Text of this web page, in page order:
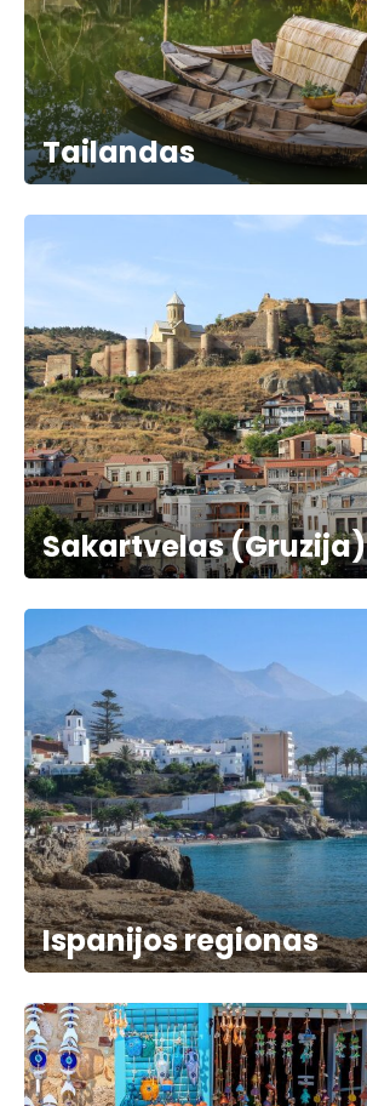
Tailandas
Sakartvelas (Gruzija)
Ispanijos regionas